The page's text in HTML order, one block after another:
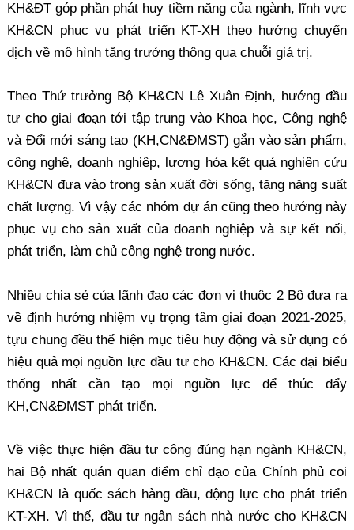
KH&ĐT góp phần phát huy tiềm năng của ngành, lĩnh vực
KH&CN phục vụ phát triển KT-XH theo hướng chuyển
dịch về mô hình tăng trưởng thông qua chuỗi giá trị.
Theo Thứ trưởng Bộ KH&CN Lê Xuân Định, hướng đầu
tư cho giai đoạn tới tập trung vào Khoa học, Công nghệ
và Đổi mới sáng tạo (KH,CN&ĐMST) gắn vào sản phẩm,
công nghệ, doanh nghiệp, lượng hóa kết quả nghiên cứu
KH&CN đưa vào trong sản xuất đời sống, tăng năng suất
chất lượng. Vì vậy các nhóm dự án cũng theo hướng này
phục vụ cho sản xuất của doanh nghiệp và sự kết nối,
phát triển, làm chủ công nghệ trong nước.
Nhiều chia sẻ của lãnh đạo các đơn vị thuộc 2 Bộ đưa ra
về định hướng nhiệm vụ trọng tâm giai đoạn 2021-2025,
tựu chung đều thể hiện mục tiêu huy động và sử dụng có
hiệu quả mọi nguồn lực đầu tư cho KH&CN. Các đại biểu
thống nhất cần tạo mọi nguồn lực để thúc đẩy
KH,CN&ĐMST phát triển.
Về việc thực hiện đầu tư công đúng hạn ngành KH&CN,
hai Bộ nhất quán quan điểm chỉ đạo của Chính phủ coi
KH&CN là quốc sách hàng đầu, động lực cho phát triển
KT-XH. Vì thế, đầu tư ngân sách nhà nước cho KH&CN